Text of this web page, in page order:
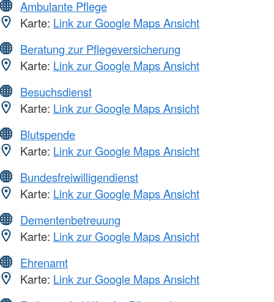
Ambulante Pflege
Karte: Link zur Google Maps Ansicht
Beratung zur Pflegeversicherung
Karte: Link zur Google Maps Ansicht
Besuchsdienst
Karte: Link zur Google Maps Ansicht
Blutspende
Karte: Link zur Google Maps Ansicht
Bundesfreiwilligendienst
Karte: Link zur Google Maps Ansicht
Dementenbetreuung
Karte: Link zur Google Maps Ansicht
Ehrenamt
Karte: Link zur Google Maps Ansicht